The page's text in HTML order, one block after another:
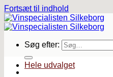
Fortsæt til indhold
Søg efter:
Hele udvalget